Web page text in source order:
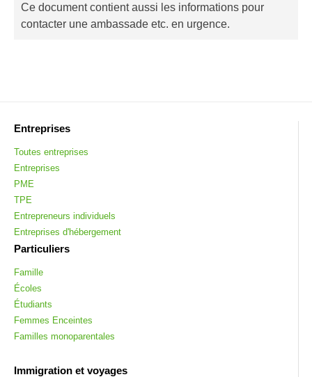
Ce document contient aussi les informations pour
contacter une ambassade etc. en urgence.
Entreprises
Toutes entreprises
Entreprises
PME
TPE
Entrepreneurs individuels
Entreprises d'hébergement
Particuliers
Famille
Écoles
Étudiants
Femmes Enceintes
Familles monoparentales
Immigration et voyages